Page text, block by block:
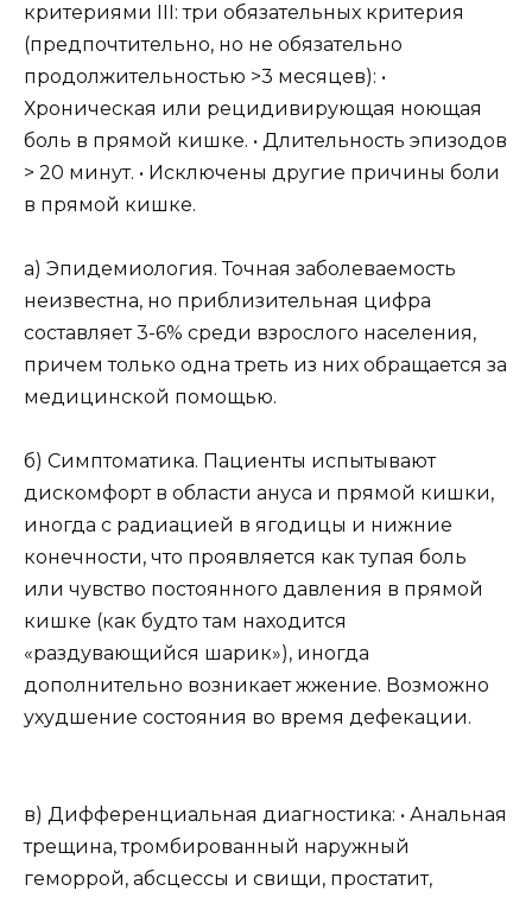
критериями III: три обязательных критерия
(предпочтительно, но не обязательно
продолжительностью >3 месяцев): •
Хроническая или рецидивирующая ноющая
боль в прямой кишке. • Длительность эпизодов
> 20 минут. • Исключены другие причины боли
в прямой кишке.
а) Эпидемиология. Точная заболеваемость
неизвестна, но приблизительная цифра
составляет 3-6% среди взрослого населения,
причем только одна треть из них обращается за
медицинской помощью.
б) Симптоматика. Пациенты испытывают
дискомфорт в области ануса и прямой кишки,
иногда с радиацией в ягодицы и нижние
конечности, что проявляется как тупая боль
или чувство постоянного давления в прямой
кишке (как будто там находится
«раздувающийся шарик»), иногда
дополнительно возникает жжение. Возможно
ухудшение состояния во время дефекации.
в) Дифференциальная диагностика: • Анальная
трещина, тромбированный наружный
геморрой, абсцессы и свищи, простатит,